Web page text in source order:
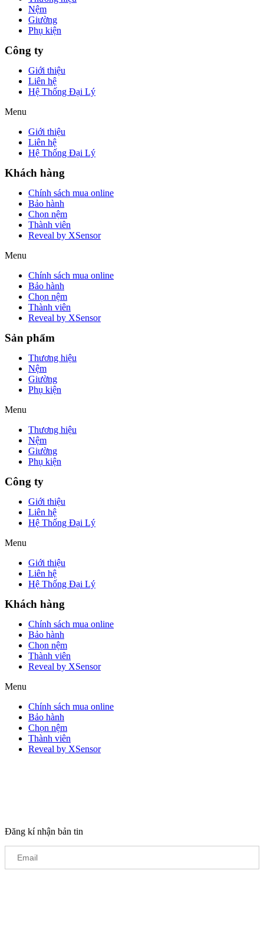
Nệm
Giường
Phụ kiện
Công ty
Giới thiệu
Liên hệ
Hệ Thống Đại Lý
Menu
Giới thiệu
Liên hệ
Hệ Thống Đại Lý
Khách hàng
Chính sách mua online
Bảo hành
Chọn nệm
Thành viên
Reveal by XSensor
Menu
Chính sách mua online
Bảo hành
Chọn nệm
Thành viên
Reveal by XSensor
Sản phẩm
Thương hiệu
Nệm
Giường
Phụ kiện
Menu
Thương hiệu
Nệm
Giường
Phụ kiện
Công ty
Giới thiệu
Liên hệ
Hệ Thống Đại Lý
Menu
Giới thiệu
Liên hệ
Hệ Thống Đại Lý
Khách hàng
Chính sách mua online
Bảo hành
Chọn nệm
Thành viên
Reveal by XSensor
Menu
Chính sách mua online
Bảo hành
Chọn nệm
Thành viên
Reveal by XSensor
Đăng kí nhận bản tin